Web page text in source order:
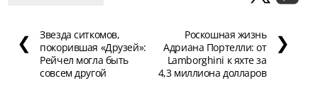
❮
Звезда ситкомов,
покорившая «Друзей»:
Рейчел могла быть
совсем другой
Роскошная жизнь
Адриана Портелли: от
Lamborghini к яхте за
4,3 миллиона долларов
❯